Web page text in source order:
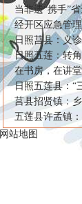
当非遗“携手”
经开区应急管
日照莒县：义
日照五莲：转
在书房，在讲
日照五莲县：“
莒县招贤镇：
五莲县许孟镇
网站地图